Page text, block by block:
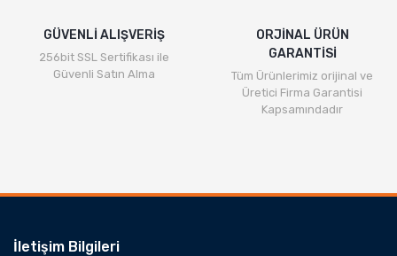
GÜVENLİ ALIŞVERİŞ
256bit SSL Sertifikası ile
Güvenli Satın Alma
ORJİNAL ÜRÜN
GARANTİSİ
Tüm Ürünlerimiz orijinal ve
Üretici Firma Garantisi
Kapsamındadır
İletişim Bilgileri